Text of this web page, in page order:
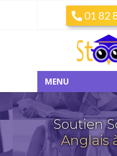
01 82
MENU
Soutien
Anglais